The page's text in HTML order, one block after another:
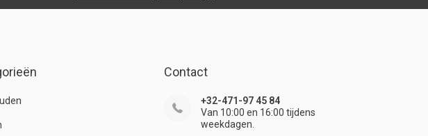
Contact
+32-471-97 45 84
Van 10:00 en 16:00 tijdens
weekdagen.